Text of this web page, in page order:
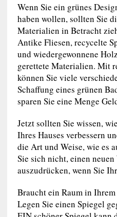
Wenn Sie ein grünes
haben wollen, sollten Sie
Materialien in Betracht
Antike Fliesen, recycelte
und wiedergewonnene
gerettete Materialien. Mit
können Sie viele
Schaffung eines grünen
sparen Sie eine Menge
Jetzt sollten Sie wissen,
Ihres Hauses verbessern
die Art und Weise, wie es
Sie sich nicht, einen
auszudrücken, wenn Sie
Braucht ein Raum in
Legen Sie einen Spiegel